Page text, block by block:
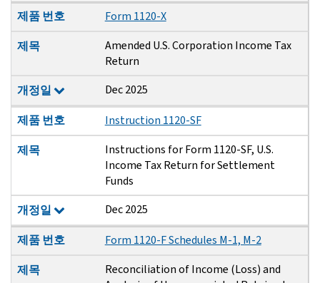
제품 번호
Form 1120-X
제목
Amended U.S. Corporation Income Tax
Return
개정일
Dec 2025
제품 번호
Instruction 1120-SF
제목
Instructions for Form 1120-SF, U.S.
Income Tax Return for Settlement
Funds
개정일
Dec 2025
제품 번호
Form 1120-F Schedules M-1, M-2
제목
Reconciliation of Income (Loss) and